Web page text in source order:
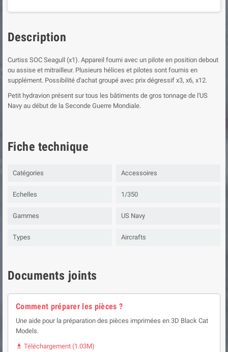
Description
Curtiss SOC Seagull (x1). Appareil fourni avec un pilote en position debout
ou assise et mitrailleur. Plusieurs hélices et pilotes sont fournis en
supplément. Possibilité d'achat groupé avec prix dégressif x3, x6, x12.
Petit hydravion présent sur tous les bâtiments de gros tonnage de l'US
Navy au début de la Seconde Guerre Mondiale.
Fiche technique
Catégories Accessoires
Echelles 1/350
Gammes US Navy
Types Aircrafts
Documents joints
Comment préparer les pièces ?
Une aide pour la préparation des pièces imprimées en 3D Black Cat
Models.
 Téléchargement (1.03M)